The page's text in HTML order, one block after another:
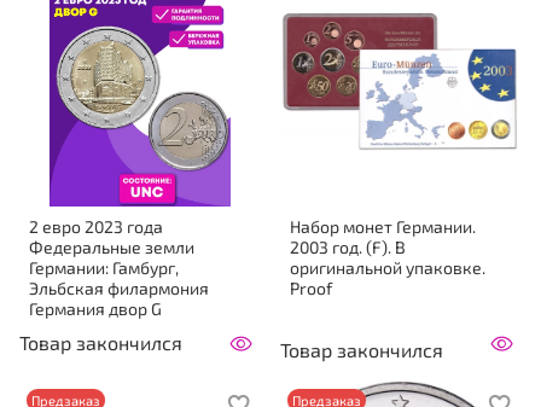
2 евро 2023 года
Федеральные земли
Германии: Гамбург,
Эльбская филармония
Германия двор G
Товар закончился
Набор монет Германии.
2003 год. (F). В
оригинальной упаковке.
Proof
Товар закончился
Предзаказ Предзаказ